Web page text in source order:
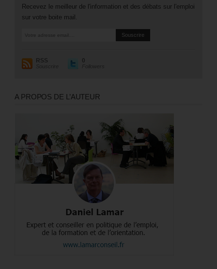
Recevez le meilleur de l'information et des débats sur l'emploi
sur votre boite mail.
RSS
Souscrire
0
Followers
A PROPOS DE L’AUTEUR